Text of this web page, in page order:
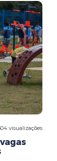
visualizações